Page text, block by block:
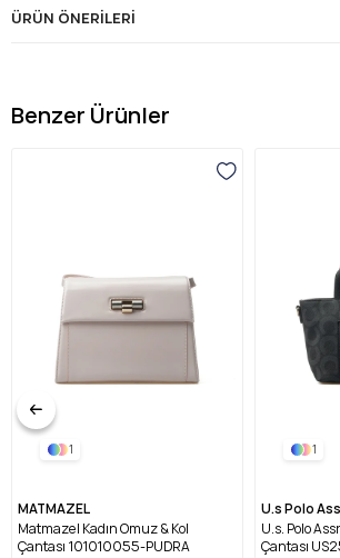
ÜRÜN ÖNERILERI
Benzer Ürünler
1
MATMAZEL
Matmazel Kadın Omuz & Kol
Çantası 101010055-PUDRA
1
U.s Polo
U.s. Polo
Çantası